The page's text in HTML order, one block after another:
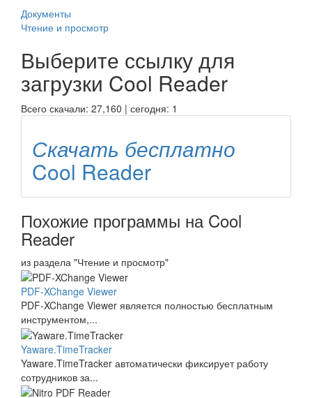
Документы
Чтение и просмотр
Выберите ссылку для
загрузки Cool Reader
Всего скачали: 27,160 | сегодня: 1
Скачать бесплатно
Cool Reader
Похожие программы на Cool
Reader
из раздела "Чтение и просмотр"
PDF-XChange Viewer
PDF-XChange Viewer является полностью бесплатным
инструментом,...
Yaware.TimeTracker
Yaware.TimeTracker автоматически фиксирует работу
сотрудников за...